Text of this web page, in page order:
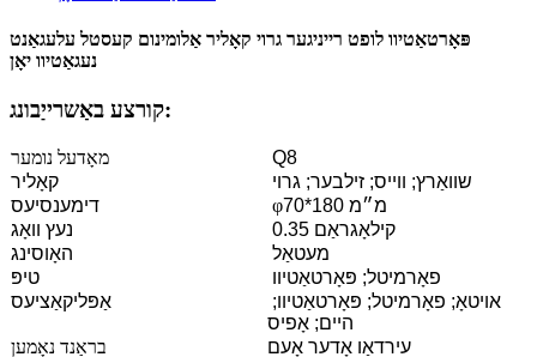
פּאָרטאַטיוו לופט רייניגער גרוי קאָליר אַלומינום קעסטל עלעגאַנט
נעגאַטיוו יאָן
קורצע באַשרייַבונג:
מאָדעל נומער
Q8
קאָליר
שוואַרץ; ווייס; זילבער; גרוי
דימענסיעס
φ
70*180 מ״מ
נעץ וואָג
0.35 קילאָגראַם
האָוסינג
מעטאַל
טיפּ
פאָרמיטל; פּאָרטאַטיוו
אַפּליקאַציעס
אויטאָ; פאָרמיטל; פּאָרטאַטיוו;
היים; אָפיס
בראַנד נאָמען
עירדאַו אָדער אָעם